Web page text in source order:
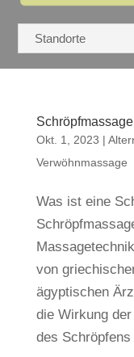
Standorte
Schröpfmassage
Okt. 1, 2023 |
Verwöhnmassage
Was ist eine
von
ägyptischen
die Wirkung
des